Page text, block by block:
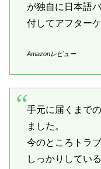
が独自に日本語
付してアフター
Amazonレビュー
手元に届くまで
ました。
今のところトラ
しっかりしてい